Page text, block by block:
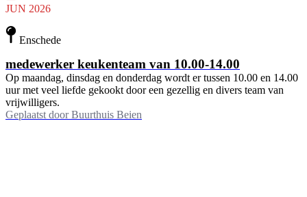
JUN 2026
Enschede
medewerker keukenteam van 10.00-14.00
Op maandag, dinsdag en donderdag wordt er tussen 10.00 en 14.00
uur met veel liefde gekookt door een gezellig en divers team van
vrijwilligers.
Geplaatst door Buurthuis Beien